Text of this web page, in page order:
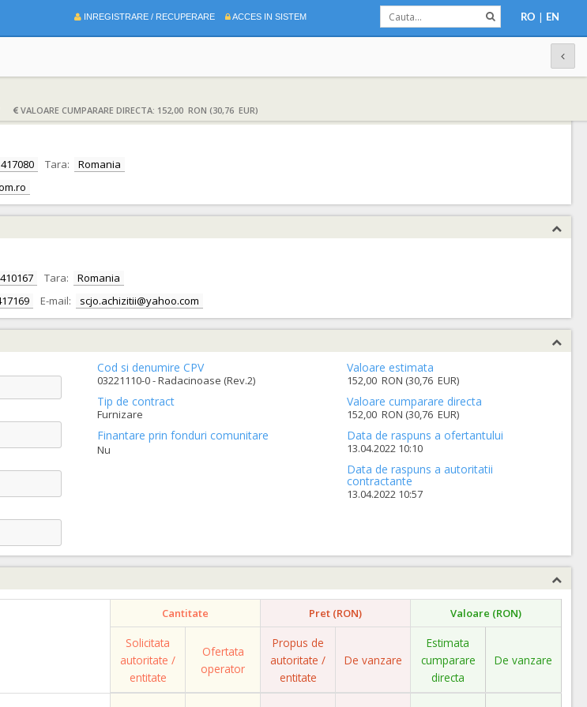
INREGISTRARE / RECUPERARE ACCES IN SISTEM RO | EN
VALOARE CUMPARARE DIRECTA: 152,00 RON (30,76 EUR)
Tara:
Romania
Tara:
Romania
E-mail: scjo.achizitii@yahoo.com
Cod si denumire CPV
03221110-0 - Radacinoase (Rev.2)
Tip de contract
Furnizare
Finantare prin fonduri comunitare
Nu
Valoare estimata
152,00 RON (30,76 EUR)
Valoare cumparare directa
152,00 RON (30,76 EUR)
Data de raspuns a ofertantului
13.04.2022 10:10
Data de raspuns a autoritatii
contractante
13.04.2022 10:57
Cantitate Pret (RON) Valoare (RON)
Solicitata
autoritate /
entitate
Ofertata
operator
Propus de
autoritate /
entitate
De vanzare
Estimata
cumparare
directa
De vanzare